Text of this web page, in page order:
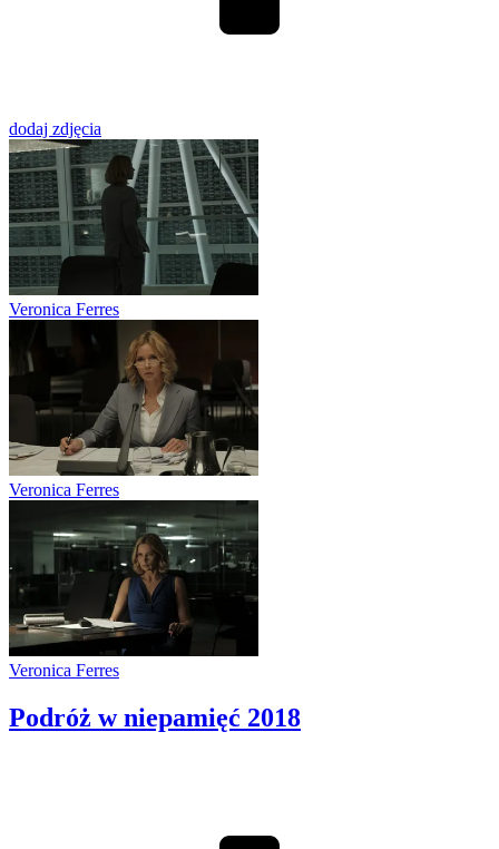
dodaj zdjęcia
Veronica Ferres
Veronica Ferres
Veronica Ferres
Podróż w niepamięć 2018